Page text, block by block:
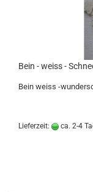
Bein - weiss -
Bein weiss -
Lieferzeit: ca. 2-4